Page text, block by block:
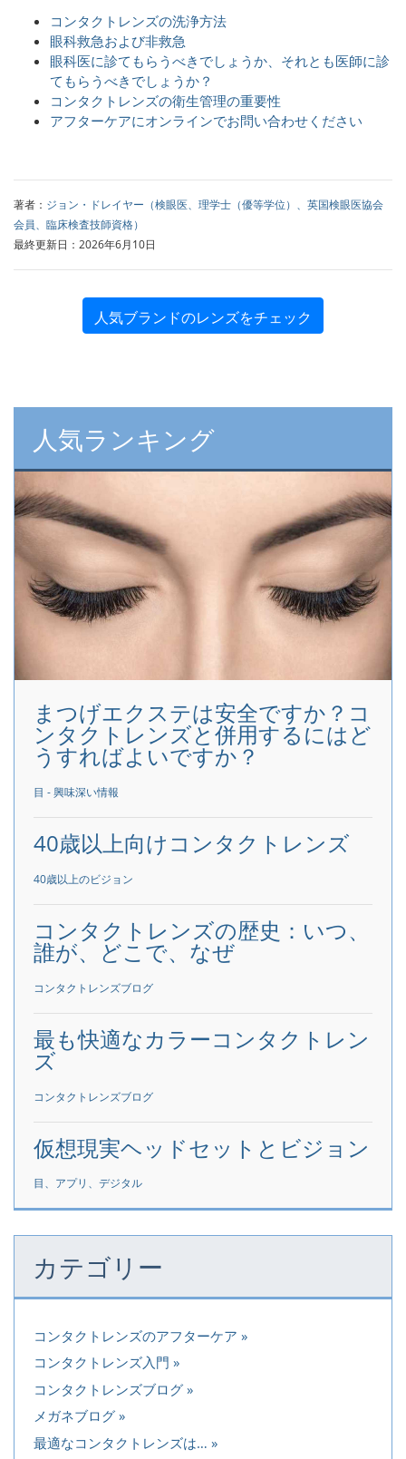
コンタクトレンズの洗浄方法
眼科救急および非救急
眼科医に診てもらうべきでしょうか、それとも医師に診
てもらうべきでしょうか？
コンタクトレンズの衛生管理の重要性
アフターケアにオンラインでお問い合わせください
著者： ジョン・ドレイヤー（検眼医、理学士（優等学位）、英国検眼医協会
会員、臨床検査技師資格）
最終更新日：2026年6月10日
人気ブランドのレンズをチェック
人気ランキング
まつげエクステは安全ですか？コ
ンタクトレンズと併用するにはど
うすればよいですか？
目 - 興味深い情報
40歳以上向けコンタクトレンズ
40歳以上のビジョン
コンタクトレンズの歴史：いつ、
誰が、どこで、なぜ
コンタクトレンズブログ
最も快適なカラーコンタクトレン
ズ
コンタクトレンズブログ
仮想現実ヘッドセットとビジョン
目、アプリ、デジタル
カテゴリー
コンタクトレンズのアフターケア
コンタクトレンズ入門
コンタクトレンズブログ
メガネブログ
最適なコンタクトレンズは…